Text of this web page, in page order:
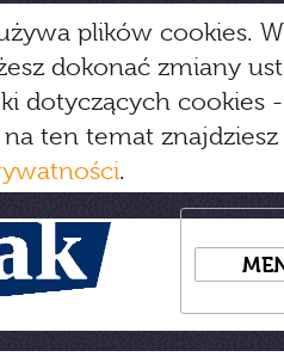
plików cookies.
dokonać zmiany
dotyczących cookies
ten temat
.